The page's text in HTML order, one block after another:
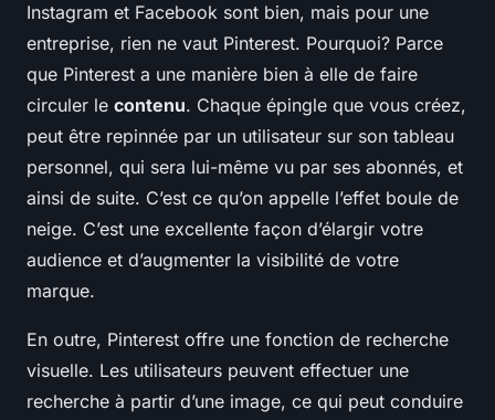
Instagram et Facebook sont bien, mais pour une
entreprise, rien ne vaut Pinterest. Pourquoi? Parce
que Pinterest a une manière bien à elle de faire
circuler le contenu. Chaque épingle que vous créez,
peut être repinnée par un utilisateur sur son tableau
personnel, qui sera lui-même vu par ses abonnés, et
ainsi de suite. C’est ce qu’on appelle l’effet boule de
neige. C’est une excellente façon d’élargir votre
audience et d’augmenter la visibilité de votre
marque.
En outre, Pinterest offre une fonction de recherche
visuelle. Les utilisateurs peuvent effectuer une
recherche à partir d’une image, ce qui peut conduire